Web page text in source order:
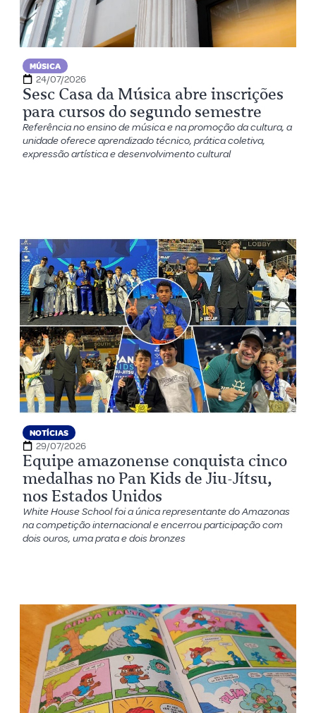
MÚSICA
24/07/2026
Sesc Casa da Música abre inscrições
para cursos do segundo semestre
Referência no ensino de música e na promoção da cultura, a
unidade oferece aprendizado técnico, prática coletiva,
expressão artística e desenvolvimento cultural
NOTÍCIAS
29/07/2026
Equipe amazonense conquista cinco
medalhas no Pan Kids de Jiu-Jítsu,
nos Estados Unidos
White House School foi a única representante do Amazonas
na competição internacional e encerrou participação com
dois ouros, uma prata e dois bronzes